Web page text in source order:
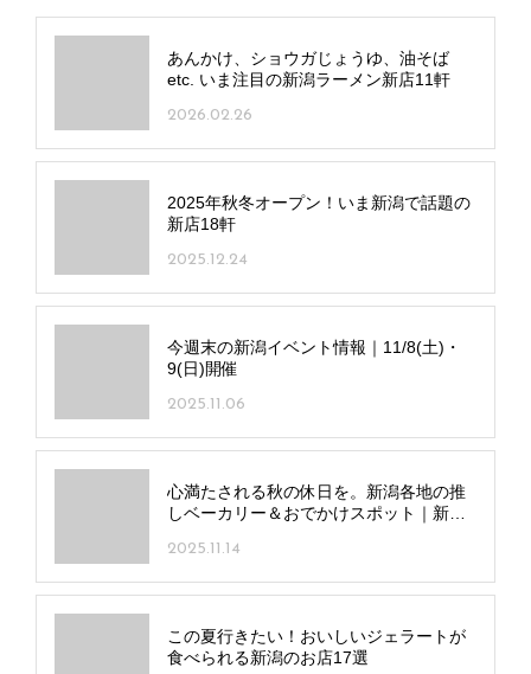
あんかけ、ショウガじょうゆ、油そば
etc. いま注目の新潟ラーメン新店11軒
2026.02.26
2025年秋冬オープン！いま新潟で話題の
新店18軒
2025.12.24
今週末の新潟イベント情報｜11/8(土)・
9(日)開催
2025.11.06
心満たされる秋の休日を。新潟各地の推
しベーカリー＆おでかけスポット｜新潟
2025.11.14
この夏行きたい！おいしいジェラートが
食べられる新潟のお店17選